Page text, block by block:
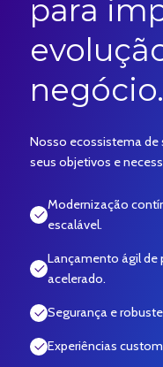
para
negócio.
Nosso ecossistema de
seus objetivos e
Modernização
escalável.
Lançamento ágil
acelerado.
Segurança e
Experiências